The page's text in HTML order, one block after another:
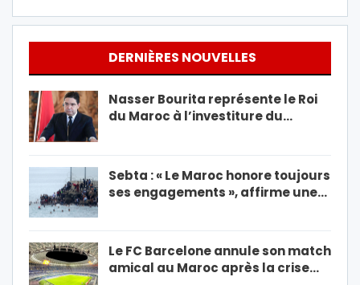
DERNIÈRES NOUVELLES
Nasser Bourita représente le Roi
du Maroc à l’investiture du…
Sebta : « Le Maroc honore toujours
ses engagements », affirme une…
Le FC Barcelone annule son match
amical au Maroc après la crise…